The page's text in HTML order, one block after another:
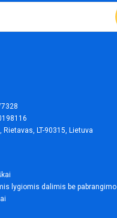
LT-90315, Lietuva
lygiomis dalimis be pabrangimo